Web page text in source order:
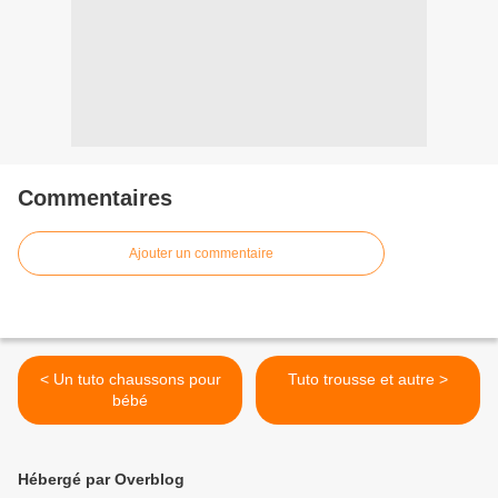
Commentaires
Ajouter un commentaire
< Un tuto chaussons pour
bébé
Tuto trousse et autre >
Hébergé par Overblog